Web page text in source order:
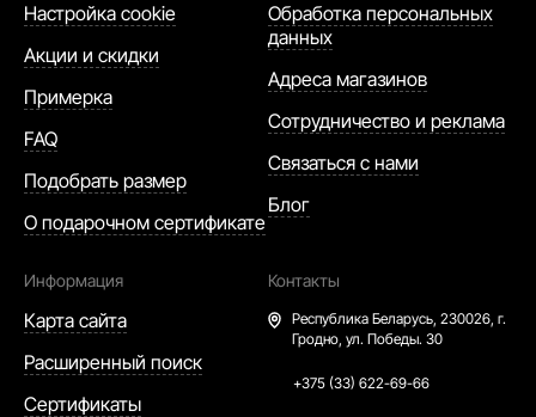
Настройка cookie
Акции и скидки
Примерка
FAQ
Подобрать размер
О подарочном сертификате
Обработка персональных
данных
Адреса магазинов
Сотрудничество и реклама
Связаться с нами
Блог
Информация
Карта сайта
Расширенный поиск
Сертификаты
Контакты
Республика Беларусь, 230026, г.
Гродно, ул. Победы. 30
+375 (33) 622-69-66